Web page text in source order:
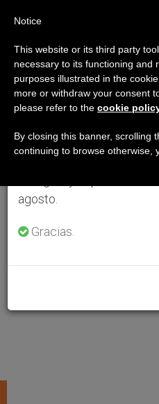
Aviso importante
Del 27 de julio al 7 de
anual, aprovechando que
se generan menos
agosto.
Gracias.
Notice
This website or its third party
necessary to its functioning and
purposes illustrated in the
more or withdraw your consent
please refer to the cookie
By closing this banner, scrolling
continuing to browse otherwise,